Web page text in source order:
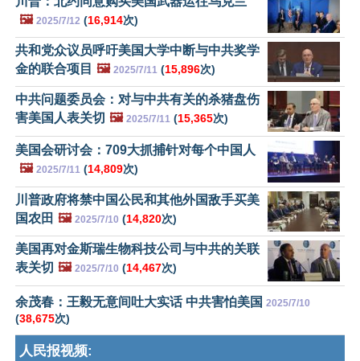
🖼️ 2025/7/12 (16,914次)
共和党众议员呼吁美国大学中断与中共奖学
金的联合项目 🖼️ 2025/7/11 (15,896次)
中共问题委员会：对与中共有关的杀猪盘伤
害美国人表关切 🖼️ 2025/7/11 (15,365次)
美国会研讨会：709大抓捕针对每个中国人
🖼️ 2025/7/11 (14,809次)
川普政府将禁中国公民和其他外国敌手买美
国农田 🖼️ 2025/7/10 (14,820次)
美国再对金斯瑞生物科技公司与中共的关联
表关切 🖼️ 2025/7/10 (14,467次)
余茂春：王毅无意间吐大实话 中共害怕美国 2025/7/10
(38,675次)
人民报视频: